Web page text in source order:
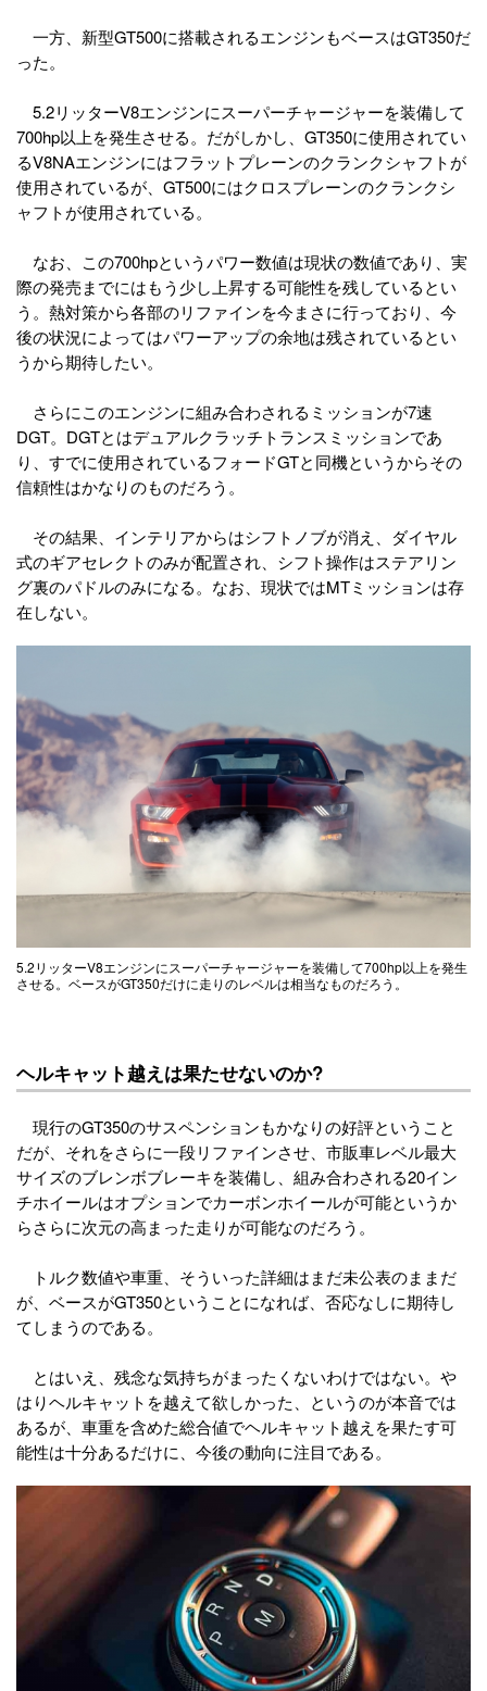
一方、新型GT500に搭載されるエンジンもベースはGT350だ
った。
5.2リッターV8エンジンにスーパーチャージャーを装備して
700hp以上を発生させる。だがしかし、GT350に使用されてい
るV8NAエンジンにはフラットプレーンのクランクシャフトが
使用されているが、GT500にはクロスプレーンのクランクシ
ャフトが使用されている。
なお、この700hpというパワー数値は現状の数値であり、実
際の発売までにはもう少し上昇する可能性を残しているとい
う。熱対策から各部のリファインを今まさに行っており、今
後の状況によってはパワーアップの余地は残されているとい
うから期待したい。
さらにこのエンジンに組み合わされるミッションが7速
DGT。DGTとはデュアルクラッチトランスミッションであ
り、すでに使用されているフォードGTと同機というからその
信頼性はかなりのものだろう。
その結果、インテリアからはシフトノブが消え、ダイヤル
式のギアセレクトのみが配置され、シフト操作はステアリン
グ裏のパドルのみになる。なお、現状ではMTミッションは存
在しない。
5.2リッターV8エンジンにスーパーチャージャーを装備して700hp以上を発生
させる。ベースがGT350だけに走りのレベルは相当なものだろう。
ヘルキャット越えは果たせないのか?
現行のGT350のサスペンションもかなりの好評ということ
だが、それをさらに一段リファインさせ、市販車レベル最大
サイズのブレンボブレーキを装備し、組み合わされる20イン
チホイールはオプションでカーボンホイールが可能というか
らさらに次元の高まった走りが可能なのだろう。
トルク数値や車重、そういった詳細はまだ未公表のままだ
が、ベースがGT350ということになれば、否応なしに期待し
てしまうのである。
とはいえ、残念な気持ちがまったくないわけではない。や
はりヘルキャットを越えて欲しかった、というのが本音では
あるが、車重を含めた総合値でヘルキャット越えを果たす可
能性は十分あるだけに、今後の動向に注目である。